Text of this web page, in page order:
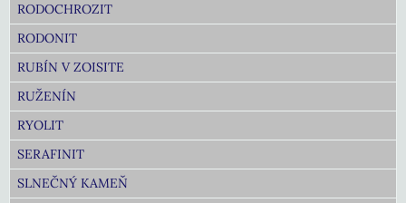
RODOCHROZIT
RODONIT
RUBÍN V ZOISITE
RUŽENÍN
RYOLIT
SERAFINIT
SLNEČNÝ KAMEŇ